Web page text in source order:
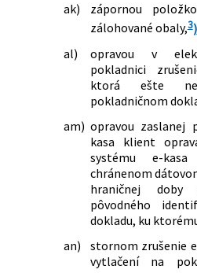
ak)
zápornou
zálohované obaly,3)
al)
opravou v
pokladnici
ktorá ešte
pokladničnom
am) opravou zaslanej
kasa klient
systému e-
chránenom
hraničnej doby
pôvodného
dokladu, ku
an)
stornom zrušenie
vytlačení na